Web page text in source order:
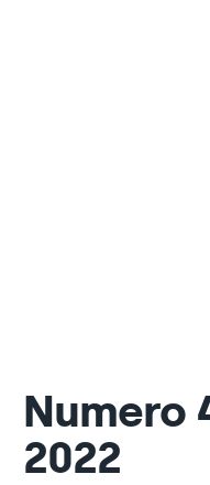
Numero
2022